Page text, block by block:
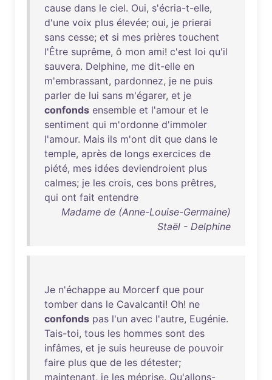
cause dans le ciel. Oui, s'écria-t-elle,
d'une voix plus élevée; oui, je prierai
sans cesse; et si mes prières touchent
l'Être suprême, ô mon ami! c'est loi qu'il
sauvera. Delphine, me dit-elle en
m'embrassant, pardonnez, je ne puis
parler de lui sans m'égarer, et je
confonds ensemble et l'amour et le
sentiment qui m'ordonne d'immoler
l'amour. Mais ils m'ont dit que dans le
temple, après de longs exercices de
piété, mes idées deviendroient plus
calmes; je les crois, ces bons prêtres,
qui ont fait entendre
Madame de (Anne-Louise-Germaine)
Staël - Delphine
Je n'échappe au Morcerf que pour
tomber dans le Cavalcanti! Oh! ne
confonds pas l'un avec l'autre, Eugénie.
Tais-toi, tous les hommes sont des
infâmes, et je suis heureuse de pouvoir
faire plus que de les détester;
maintenant, je les méprise. Qu'allons-